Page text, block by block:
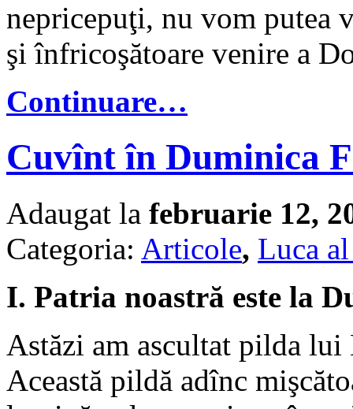
nepricepuţi, nu vom putea
şi înfricoşătoare venire a
Continuare…
Cuvînt în Duminica
Adaugat la februarie 12,
Categoria: Articole, Luca
I. Patria noastră este la
Astăzi am ascultat pilda
Această pildă adînc